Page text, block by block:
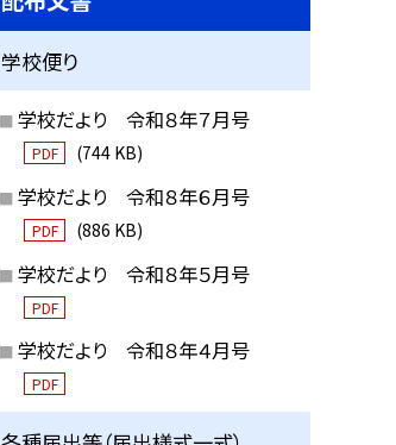
学校便り
学校だより 令和８年７月号
PDF (744 KB)
学校だより 令和８年６月号
PDF (886 KB)
学校だより 令和８年５月号
PDF
学校だより 令和８年４月号
PDF